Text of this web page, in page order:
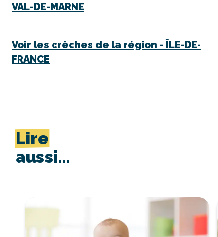
VAL-DE-MARNE
Voir les crèches de la région - ÎLE-DE-
FRANCE
Lire
aussi…